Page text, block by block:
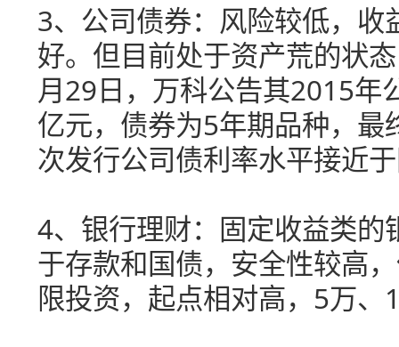
3、公司债券：风险较低，
好。但目前处于资产荒的状
月29日，万科公告其2015年
亿元，债券为5年期品种，
次发行公司债利率水平接近
4、银行理财：固定收益类
于存款和国债，安全性较高
限投资，起点相对高，5万